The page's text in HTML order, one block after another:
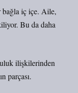
bağla iç içe. Aile,
Bu da daha
ilişkilerinden
parçası.